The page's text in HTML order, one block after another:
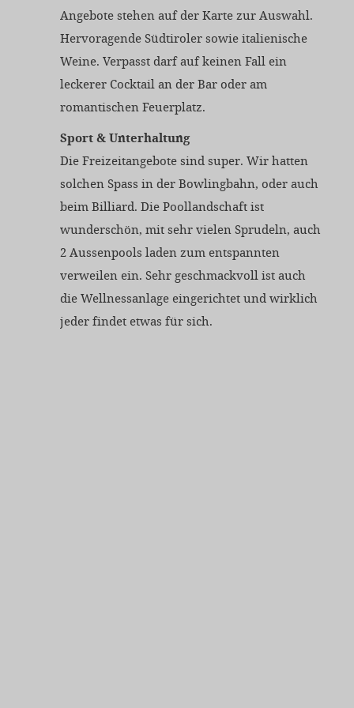
Angebote stehen auf der Karte zur Auswahl.
Hervoragende Südtiroler sowie italienische
Weine. Verpasst darf auf keinen Fall ein
leckerer Cocktail an der Bar oder am
romantischen Feuerplatz.
Sport & Unterhaltung
Die Freizeitangebote sind super. Wir hatten
solchen Spass in der Bowlingbahn, oder auch
beim Billiard. Die Poollandschaft ist
wunderschön, mit sehr vielen Sprudeln, auch
2 Aussenpools laden zum entspannten
verweilen ein. Sehr geschmackvoll ist auch
die Wellnessanlage eingerichtet und wirklich
jeder findet etwas für sich.